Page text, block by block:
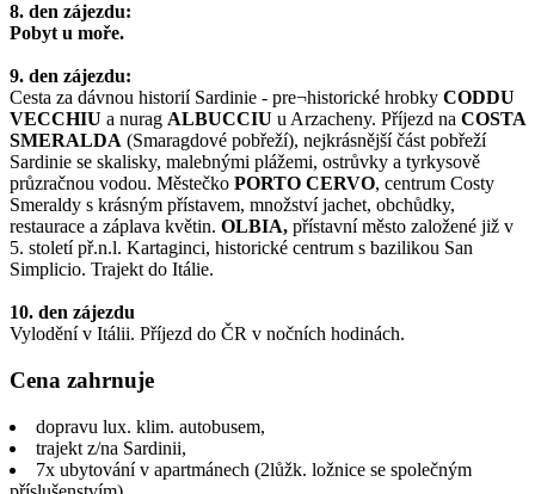
8. den zájezdu:
Pobyt u moře.
9. den zájezdu:
Cesta za dávnou historií Sardinie - pre¬historické hrobky CODDU
VECCHIU a nurag ALBUCCIU u Arzacheny. Příjezd na COSTA
SMERALDA (Smaragdové pobřeží), nejkrásnější část pobřeží
Sardinie se skalisky, malebnými plážemi, ostrůvky a tyrkysově
průzračnou vodou. Městečko PORTO CERVO, centrum Costy
Smeraldy s krásným přístavem, množství jachet, obchůdky,
restaurace a záplava květin. OLBIA, přístavní město založené již v
5. století př.n.l. Kartaginci, historické centrum s bazilikou San
Simplicio. Trajekt do Itálie.
10. den zájezdu
Vylodění v Itálii. Příjezd do ČR v nočních hodinách.
Cena zahrnuje
dopravu lux. klim. autobusem,
trajekt z/na Sardinii,
7x ubytování v apartmánech (2lůžk. ložnice se společným